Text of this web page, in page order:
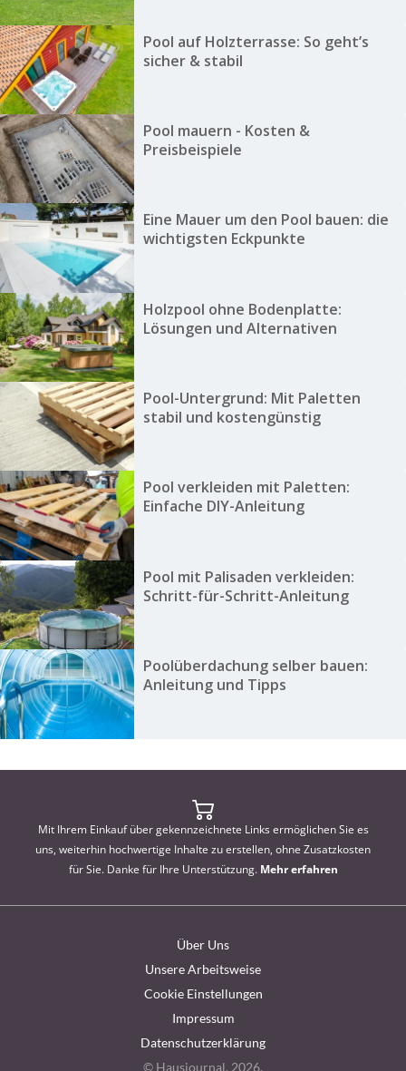
Pool auf Holzterrasse: So geht’s
sicher & stabil
Pool mauern - Kosten &
Preisbeispiele
Eine Mauer um den Pool bauen: die
wichtigsten Eckpunkte
Holzpool ohne Bodenplatte:
Lösungen und Alternativen
Pool-Untergrund: Mit Paletten
stabil und kostengünstig
Pool verkleiden mit Paletten:
Einfache DIY-Anleitung
Pool mit Palisaden verkleiden:
Schritt-für-Schritt-Anleitung
Poolüberdachung selber bauen:
Anleitung und Tipps
Mit Ihrem Einkauf über gekennzeichnete Links ermöglichen Sie es
uns, weiterhin hochwertige Inhalte zu erstellen, ohne Zusatzkosten
für Sie. Danke für Ihre Unterstützung. Mehr erfahren
Über Uns
Unsere Arbeitsweise
Cookie Einstellungen
Impressum
Datenschutzerklärung
© Hausjournal, 2026.